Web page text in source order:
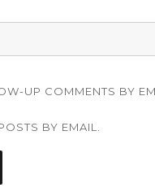
UP COMMENTS BY
BY EMAIL.